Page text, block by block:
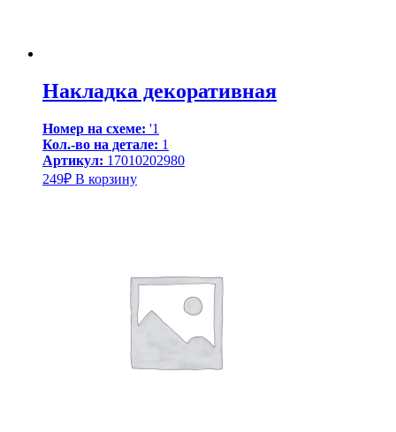
Накладка декоративная
Номер на схеме: '1
Кол.-во на детале: 1
Артикул: 17010202980
249₽ В корзину